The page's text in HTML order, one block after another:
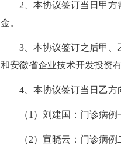
2、本协议签订当日甲方需
金。
3、本协议签订之后甲、
和安徽省企业技术开发投资
4、本协议签订当日乙方
（1）刘建国：门诊病例
（2）宣晓云：门诊病例